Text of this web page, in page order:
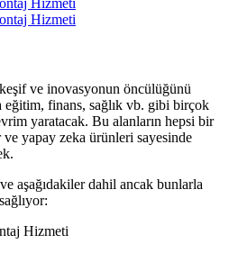
ve inovasyonun öncülüğünü
eğitim, finans, sağlık vb. gibi birçok
yaratacak. Bu alanların hepsi bir
yapay zeka ürünleri sayesinde
aşağıdakiler dahil ancak bunlarla
Hizmeti